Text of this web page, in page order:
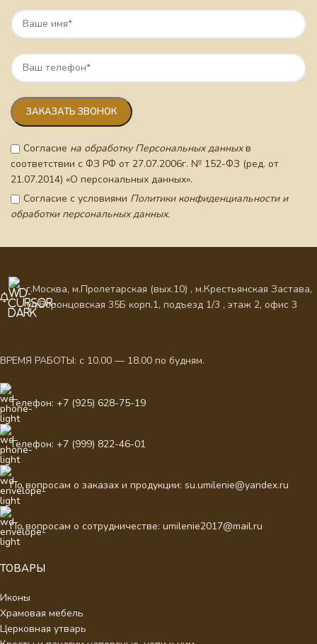
Согласие на обработку Персональных данныхв
соответствии с ФЗ РФ от 27.07.2006г. № 152-ФЗ (ред. от
21.07.2014) «О персональных данных».
Согласие с условиями Политики конфиденциальности и
обработки персональных данных.
г.Москва, м.Пролетарская (вых.10) , м.Крестьянская Застава,
ул.Воронцовская 35Б корп.1, подъезд 1/3 , этаж 2, офис 3
ВРЕМЯ РАБОТЫ: с 10.00 — 18.00 по будням.
Телефон: +7 (925) 628-75-19
Телефон: +7 (999) 822-46-01
По вопросам о заказах и продукции: su.umilenie@yandex.ru
По вопросам о сотрудничестве: umilenie2017@mail.ru
ТОВАРЫ
Иконы
Храмовая мебель
Церковная утварь